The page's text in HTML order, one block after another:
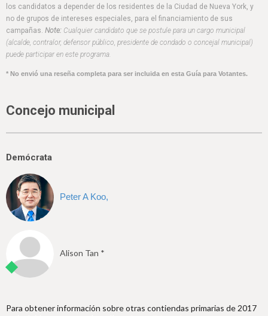
h
e
r
e
los candidatos a depender de los residentes de la Ciudad de Nueva York, y
no de grupos de intereses especiales, para el financiamiento de sus
campañas. Note: Cualquier candidato que se postule para un cargo municipal
(alcalde, contralor, defensor público, presidente de condado o concejal municipal)
puede participar en este programa.
* No envió una reseña completa para ser incluida en esta Guía para Votantes.
Concejo municipal
Demócrata
Peter A Koo,
Alison Tan *
Para obtener información sobre otras contiendas primarias de 2017